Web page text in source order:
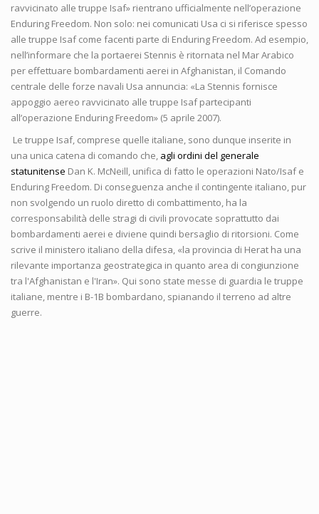
ravvicinato alle truppe Isaf» rientrano ufficialmente nell’operazione
Enduring Freedom. Non solo: nei comunicati Usa ci si riferisce spesso
alle truppe Isaf come facenti parte di Enduring Freedom. Ad esempio,
nell’informare che la portaerei Stennis è ritornata nel Mar Arabico
per effettuare bombardamenti aerei in Afghanistan, il Comando
centrale delle forze navali Usa annuncia: «La Stennis fornisce
appoggio aereo ravvicinato alle truppe Isaf partecipanti
all’operazione Enduring Freedom» (5 aprile 2007).
Le truppe Isaf, comprese quelle italiane, sono dunque inserite in
una unica catena di comando che, agli ordini del generale
statunitense Dan K. McNeill, unifica di fatto le operazioni Nato/Isaf e
Enduring Freedom. Di conseguenza anche il contingente italiano, pur
non svolgendo un ruolo diretto di combattimento, ha la
corresponsabilità delle stragi di civili provocate soprattutto dai
bombardamenti aerei e diviene quindi bersaglio di ritorsioni. Come
scrive il ministero italiano della difesa, «la provincia di Herat ha una
rilevante importanza geostrategica in quanto area di congiunzione
tra l'Afghanistan e l'Iran». Qui sono state messe di guardia le truppe
italiane, mentre i B-1B bombardano, spianando il terreno ad altre
guerre.